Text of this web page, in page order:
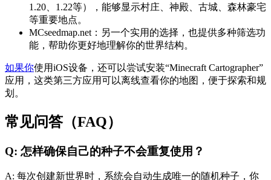
1.20、1.22等），能够显示村庄、神殿、古城、森林豪宅
等重要地点。
MCseedmap.net：另一个实用的选择，也提供多种筛选功
能，帮助你更好地理解你的世界结构。
如果你使用iOS设备，还可以尝试安装“Minecraft Cartographer”
应用，这类第三方应用可以离线查看你的地图，便于探索和规
划。
常见问答（FAQ）
Q: 怎样确保自己的种子不会重复使用？
A: 每次创建新世界时，系统会自动生成唯一的随机种子，你